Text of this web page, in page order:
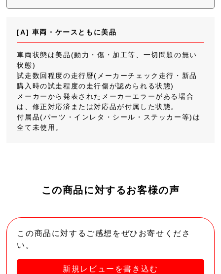
[A] 車両・ケースともに美品
車両状態は美品(動力・傷・加工等、一切問題の無い
状態)
試走数回程度の走行暦(メーカーチェック走行・新品
購入時の試走程度の走行傷が認められる状態)
メーカーから発表されたメーカーエラーがある場合
は、修正対応済または対応品が付属した状態。
付属品(パーツ・インレタ・シール・ステッカー等)は
全て未使用。
この商品に対するお客様の声
この商品に対するご感想をぜひお寄せくださ
い。
新規レビューを書き込む